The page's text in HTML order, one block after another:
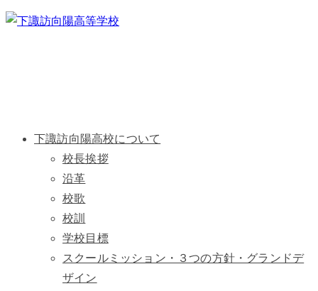
下諏訪向陽高校について
校長挨拶
沿革
校歌
校訓
学校目標
スクールミッション・３つの方針・グランドデ
ザイン